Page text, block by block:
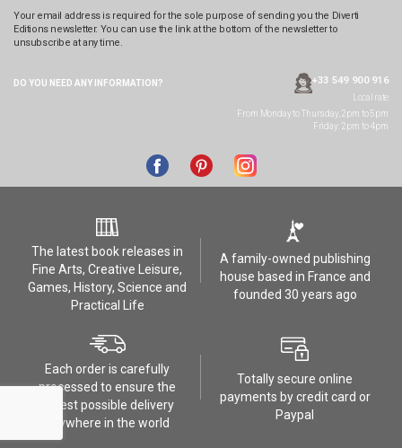
Your email address is required for the sole purpose of sending you the Diverti
Editions newsletter. You can use the link at the bottom of the newsletter to
unsubscribe at any time.
DO YOU NEED ANY INFORMATION? +33 549 900 916
Local rate
From Monday to Thursday, 2pm to 5pm
Friday: 2pm to 4pm
The latest book releases in
Fine Arts, Creative Leisure,
Games, History, Science and
Practical Life
A family-owned publishing
house based in France and
founded 30 years ago
Each order is carefully
processed to ensure the
safest possible delivery
anywhere in the world
Totally secure online
payments by credit card or
Paypal